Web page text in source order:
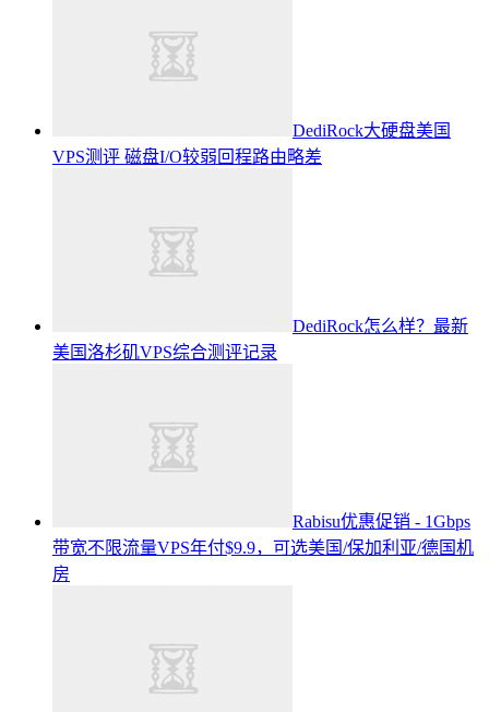
DediRock大硬盘美国
VPS测评 磁盘I/O较弱回程路由略差
DediRock怎么样？最新
美国洛杉矶VPS综合测评记录
Rabisu优惠促销 - 1Gbps
带宽不限流量VPS年付$9.9，可选美国/保加利亚/德国机
房